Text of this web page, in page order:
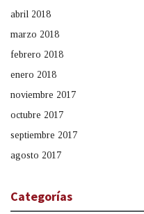
abril 2018
marzo 2018
febrero 2018
enero 2018
noviembre 2017
octubre 2017
septiembre 2017
agosto 2017
Categorías